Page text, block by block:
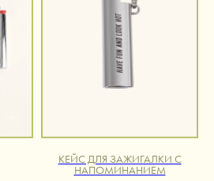
КЕЙС ДЛЯ ЗАЖИГАЛКИ С
НАПОМИНАНИЕМ